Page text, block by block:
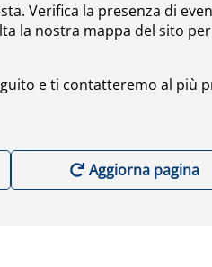
Verifica la presenza di
la nostra mappa del sito per
e ti contatteremo al più
Aggiorna pagina